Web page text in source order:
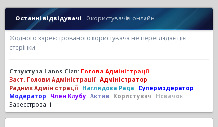
Останні відвідувачі 0 користувачів онлайн
Жодного зареєстрованого користувача не переглядає цієї
сторінки
Структура Lanos Clan: Голова Адміністрації
Заст. Голови Адміністрації Адміністратор
Радник Адміністрації Наглядова Рада
Супермодератор
Модератор
Член Клубу Актив Користувач
Новачок
Зареєстровані